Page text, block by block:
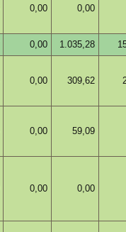
0,00 0,00
0,00 1.035,28
0,00 309,62
0,00 59,09
0,00 0,00